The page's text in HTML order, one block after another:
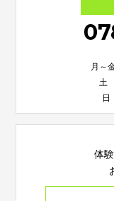
月～
土
日
体